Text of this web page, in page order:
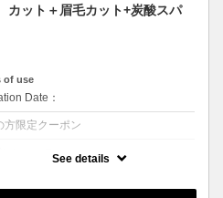
カット＋眉毛カット+炭酸スパ
of use
Date：
方限定クーポン
See details